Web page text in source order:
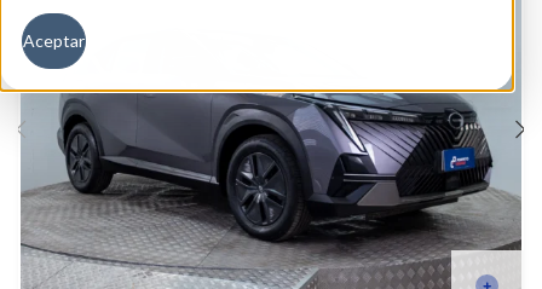
Aceptar